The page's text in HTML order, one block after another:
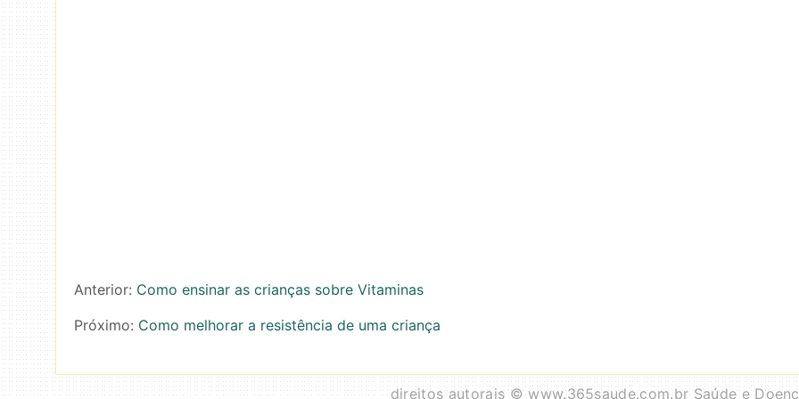
Anterior: Como ensinar as crianças sobre Vitaminas
Próximo: Como melhorar a resistência de uma criança
direitos autorais © www.365saude.com.br Saúde e